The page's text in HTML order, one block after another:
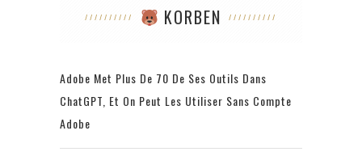
KORBEN
Adobe Met Plus De 70 De Ses Outils Dans
ChatGPT, Et On Peut Les Utiliser Sans Compte
Adobe